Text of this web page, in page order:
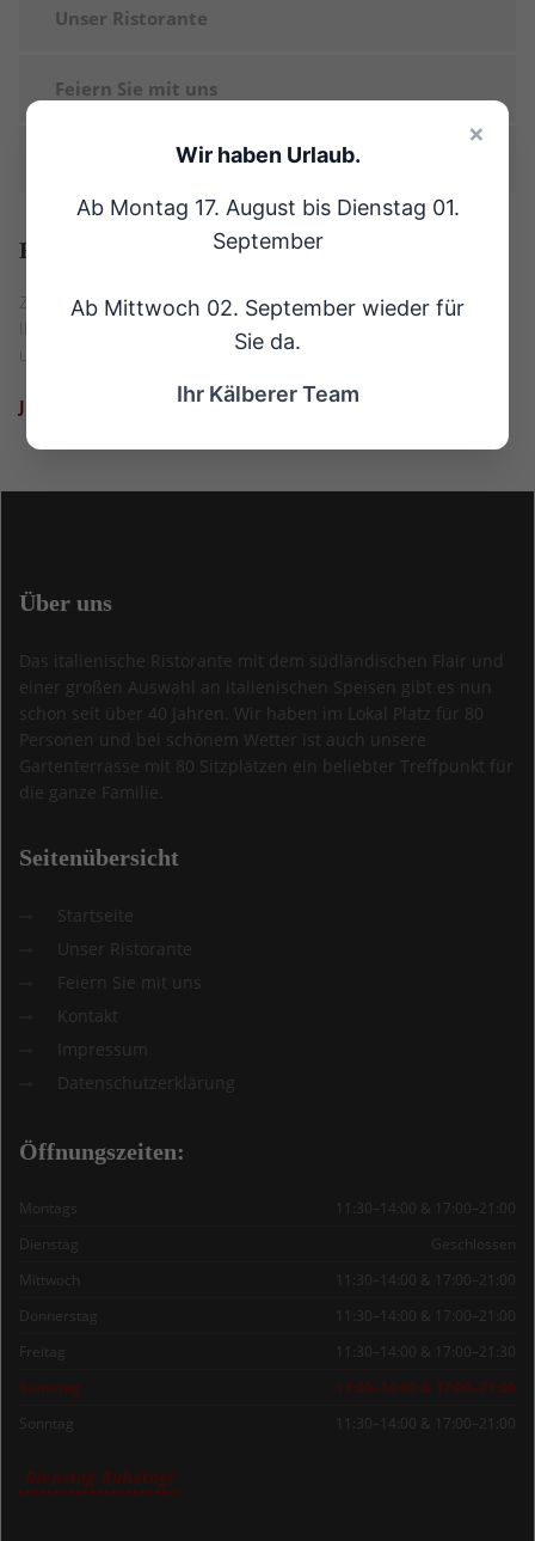
Unser Ristorante
Feiern Sie mit uns
Haben
Zögern Sie nicht und sprechen Sie uns gleich an. Wir stehen
Ihnen gerne per Formular oder auch telefonisch bei Fragen rund
um Feiern mit Rat und Tat zur Seite.
JETZT KONTAKTIEREN
Über uns
Das italienische Ristorante mit dem südländischen Flair und
einer großen Auswahl an italienischen Speisen gibt es nun
schon seit über 40 Jahren. Wir haben im Lokal Platz für 80
Personen und bei schönem Wetter ist auch unsere
Gartenterrasse mit 80 Sitzplätzen ein beliebter Treffpunkt für
die ganze Familie.
Seitenübersicht
Startseite
Unser Ristorante
Feiern Sie mit uns
Kontakt
Impressum
Datenschutzerklärung
Öffnungszeiten:
Montags
11:30–14:00 & 17:00–21:00
Dienstag
Geschlossen
Mittwoch
11:30–14:00 & 17:00–21:00
Donnerstag
11:30–14:00 & 17:00–21:00
Freitag
11:30–14:00 & 17:00–21:30
Samstag
11:30–14:00 & 17:00–21:30
Sonntag
11:30–14:00 & 17:00–21:00
Dienstag Ruhetag!
×
Wir haben Urlaub.
Ab Montag 17. August bis Dienstag 01.
September
Ab Mittwoch 02. September wieder für
Sie da.
Ihr Kälberer Team